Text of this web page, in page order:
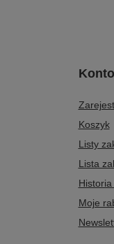
Konto
Koszyk
Listy
Lista
Moje